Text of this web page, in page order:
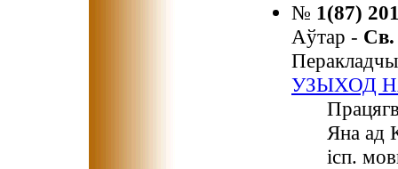
№ 1(87)
Аўтар -
УЗЫХОД
Яна ад
ісп.